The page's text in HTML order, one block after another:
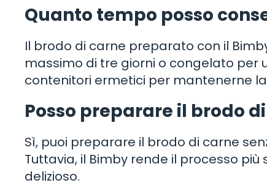
Quanto tempo posso
Il brodo di carne preparato con il
massimo di tre giorni o congelato per
contenitori ermetici per mantenerne
Posso preparare il brodo
Sì, puoi preparare il brodo di carne
Tuttavia, il Bimby rende il processo
delizioso.